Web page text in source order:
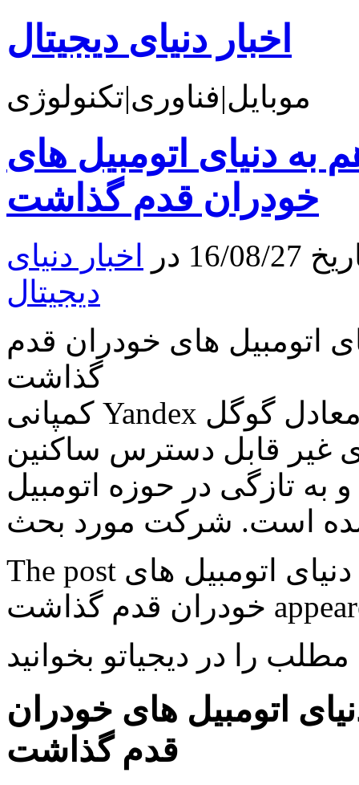
اخبار دنیای دیجیتال
موبایل|فناوری|تکنولوژی
دنیای اتومبیل های
خودران قدم گذاشت
در
اخبار دنیای
دیجیتال
اتومبیل های خودران قدم
گذاشت
کمپانی Yandex را می توان از همه نظر شرکتی معادل گوگل
غیر قابل دسترس ساکنین
به تازگی در حوزه اتومبیل
The post غول جستجوی روسیه هم به دنیای اتومبیل های
مطلب را در دیجیاتو بخوانید
اتومبیل های خودران
قدم گذاشت